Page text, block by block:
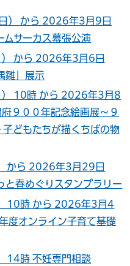
） から 2026年3月9日
ムサーカス幕張公演
から 2026年3月6日
雛」展示
10時 から 2026年3月8
９００年記念絵画展～９
どもたちが描くちばの物
から 2026年3月29日
と春めぐりスタンプラリー
10時 から 2026年3月4
度オンライン子育て基礎
14時 不妊専門相談